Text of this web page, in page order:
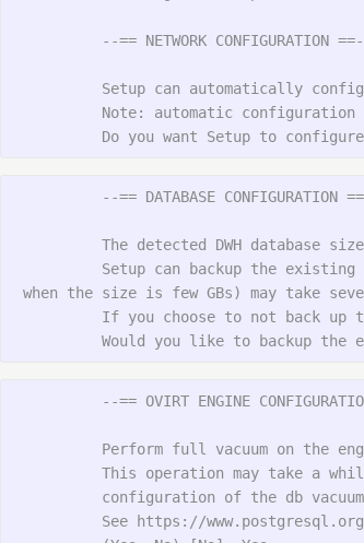
--== NETWORK CONFIGURATION
Setup can automatically
Note: automatic
--== DATABASE CONFIGURATION
The detected DWH database
Setup can backup the
when the size is few GBs) may take
If you choose to not back up
--== OVIRT ENGINE
Perform full vacuum on the
This operation may take a
configuration of the db
See https://